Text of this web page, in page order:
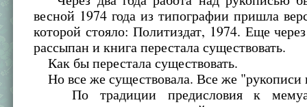
весной 1974 года из типографии пришла
которой стояло: Политиздат, 1974. Еще
рассыпан и книга перестала существовать.
Как бы перестала существовать.
Но все же существовала. Все же "рукописи
По традиции предисловия к